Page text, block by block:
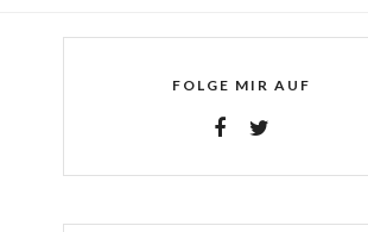
FOLGE MIR AUF